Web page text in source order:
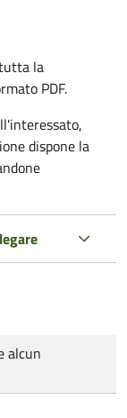
la
PDF.
dispone la
alcun